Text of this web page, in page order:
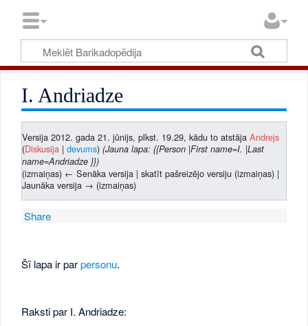
I. Andriadze
Versija 2012. gada 21. jūnijs, plkst. 19.29, kādu to atstājaAndrejs
(Diskusija |devums) (Jauna lapa: {{Person |First name=I. |Last
name=Andriadze }})
(izmaiņas) ← Senāka versija | skatīt pašreizējo versiju (izmaiņas) |
Jaunāka versija → (izmaiņas)
Share
Šī lapa ir parpersonu.
Raksti par I. Andriadze: